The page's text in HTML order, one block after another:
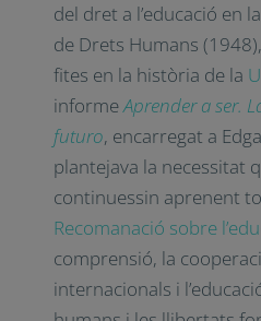
del dret a l’educació en
de Drets Humans
fites en la història de la
informeAprender a ser.
futuro, encarregat a
plantejava la necessitat
continuessin aprenent
Recomanació sobre
comprensió, la
internacionals i